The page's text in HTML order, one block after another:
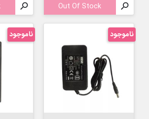

Out Of Stock

ناموجود ناموجود